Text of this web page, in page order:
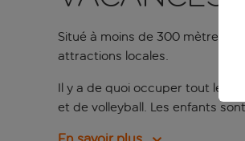
Situé à moins de 300 mètres
attractions locales.
Il y a de quoi occuper tout le
et de volleyball. Les enfants